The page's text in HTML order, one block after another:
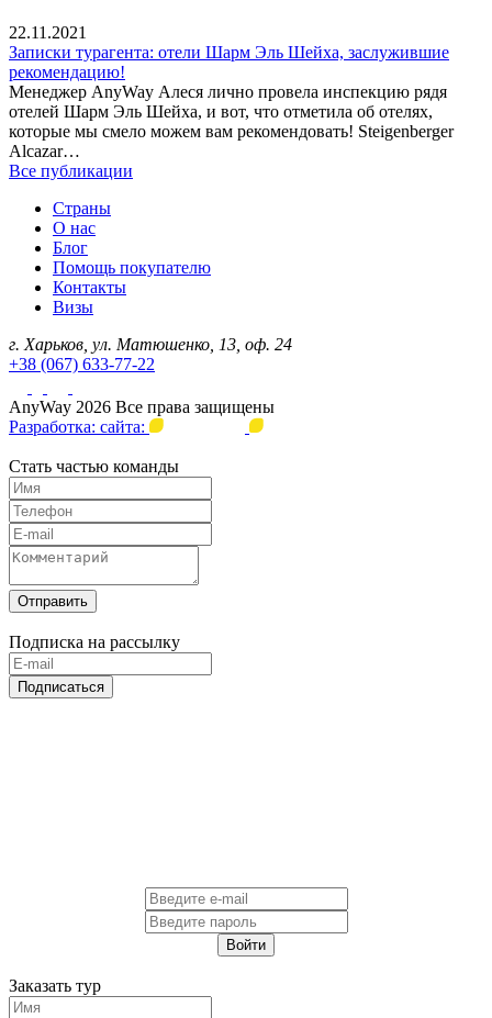
22.11.2021
Записки турагента: отели Шарм Эль Шейха, заслужившие
рекомендацию!
Менеджер AnyWay Алеся лично провела инспекцию рядя
отелей Шарм Эль Шейха, и вот, что отметила об отелях,
которые мы смело можем вам рекомендовать! Steigenberger
Alcazar…
Все публикации
Страны
О нас
Блог
Помощь покупателю
Контакты
Визы
г. Харьков, ул. Матюшенко, 13, оф. 24
+38 (067) 633-77-22
AnyWay 2026 Все права защищены
Разработка: сайта:
Стать частью команды
Отправить
Подписка на рассылку
Подписаться
Войти
Заказать тур